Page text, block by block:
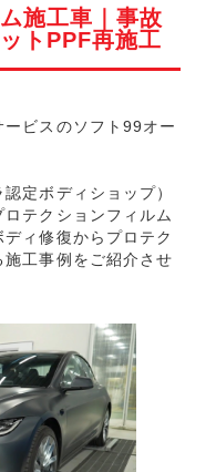
施工車｜事故
トPPF再施工
ビスのソフト99オー
定ボディショップ）
テクションフィルム
ィ修復からプロテク
工事例をご紹介させ